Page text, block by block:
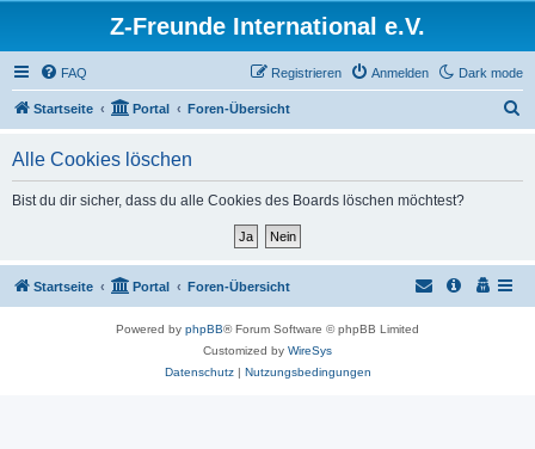
Z-Freunde International e.V.
Dark mode
FAQ Anmelden
Registrieren
Startseite Portal Foren-Übersicht
Alle Cookies löschen
Bist du dir sicher, dass du alle Cookies des Boards löschen möchtest?
Startseite Portal Foren-Übersicht
Powered by phpBB® Forum Software © phpBB Limited
Customized by WireSys
Datenschutz| Nutzungsbedingungen